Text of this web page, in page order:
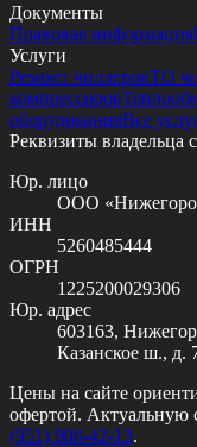
Документы
Правовая информация
Услуги
Ремонт чиллеровТО
компрессоров
оборудованияВсе
Реквизиты владельца
Юр. лицо
ООО
ИНН
5260485444
ОГРН
1225200029306
Юр. адрес
603163,
Казанское ш., д.
Цены на сайте
офертой. Актуальную
(951) 908-42-13.